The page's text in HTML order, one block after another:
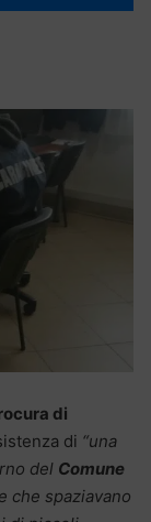
di
di “una
del Comune
che spaziavano